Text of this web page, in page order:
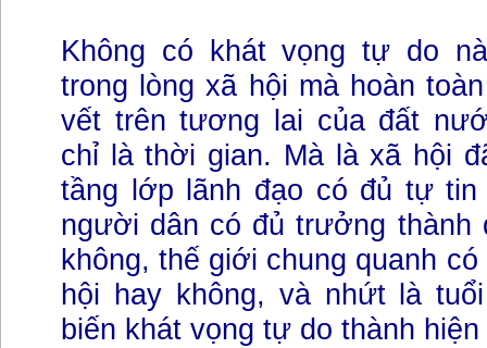
Không có khát vọng tự do
trong lòng xã hội mà hoàn
vết trên tương lai của đất
chỉ là thời gian. Mà là xã hội
tầng lớp lãnh đạo có đủ tự
người dân có đủ trưởng thành
không, thế giới chung quanh
hội hay không, và nhứt là
biến khát vọng tự do thành